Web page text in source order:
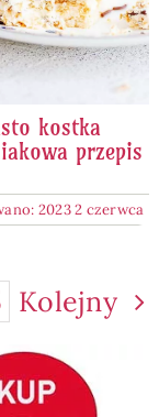
kostka
przepis
2023 2 czerwca
Kolejny